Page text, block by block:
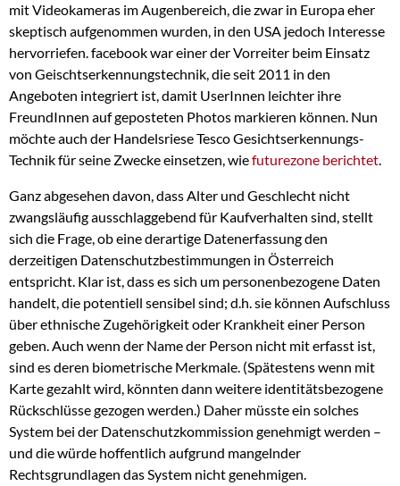
mit Videokameras im Augenbereich, die zwar in Europa eher
skeptisch aufgenommen wurden, in den USA jedoch Interesse
hervorriefen. facebook war einer der Vorreiter beim Einsatz
von Geischtserkennungstechnik, die seit 2011 in den
Angeboten integriert ist, damit UserInnen leichter ihre
FreundInnen auf geposteten Photos markieren können. Nun
möchte auch der Handelsriese Tesco Gesichtserkennungs-
Technik für seine Zwecke einsetzen, wiefuturezone berichtet.
Ganz abgesehen davon, dass Alter und Geschlecht nicht
zwangsläufig ausschlaggebend für Kaufverhalten sind, stellt
sich die Frage, ob eine derartige Datenerfassung den
derzeitigen Datenschutzbestimmungen in Österreich
entspricht. Klar ist, dass es sich um personenbezogene Daten
handelt, die potentiell sensibel sind; d.h. sie können Aufschluss
über ethnische Zugehörigkeit oder Krankheit einer Person
geben. Auch wenn der Name der Person nicht mit erfasst ist,
sind es deren biometrische Merkmale. (Spätestens wenn mit
Karte gezahlt wird, könnten dann weitere identitätsbezogene
Rückschlüsse gezogen werden.) Daher müsste ein solches
System bei der Datenschutzkommission genehmigt werden –
und die würde hoffentlich aufgrund mangelnder
Rechtsgrundlagen das System nicht genehmigen.